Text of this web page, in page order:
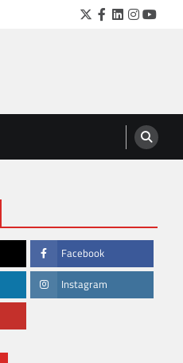
Twitter
Facebook
LinkedIn
Facebook
Instagram